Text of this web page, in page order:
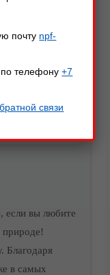
вы любите
Благодаря
в самых
почту npf-
по телефону+7
связи